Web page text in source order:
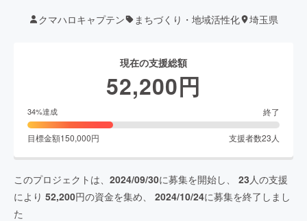
クマハロキャプテン まちづくり・地域活性化 埼玉県
現在の支援総額
52,200円
34%達成 終了
目標金額150,000円 支援者数23 人
このプロジェクトは、 2024/09/30に募集を開始し、 23 人の支援
により 52,200円の資金を集め、 2024/10/24に募集を終了しまし
た